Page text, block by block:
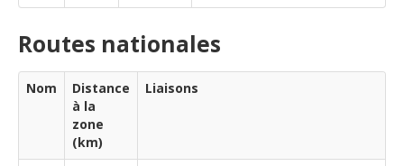
Routes nationales
Nom
Distance
à la
zone
(km)
Liaisons